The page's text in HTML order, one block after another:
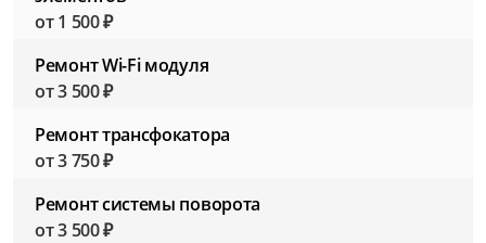
от 1 500 ₽
Ремонт Wi-Fi модуля
от 3 500 ₽
Ремонт трансфокатора
от 3 750 ₽
Ремонт системы поворота
от 3 500 ₽